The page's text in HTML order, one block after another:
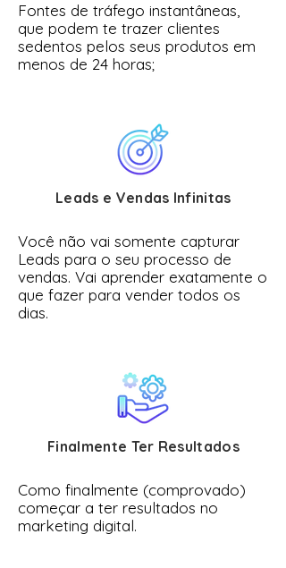
Fontes de tráfego instantâneas,
que podem te trazer clientes
sedentos pelos seus produtos em
menos de 24 horas;
Leads e Vendas Infinitas
Você não vai somente capturar
Leads para o seu processo de
vendas. Vai aprender exatamente o
que fazer para vender todos os
dias.
Finalmente Ter Resultados
Como finalmente (comprovado)
começar a ter resultados no
marketing digital.